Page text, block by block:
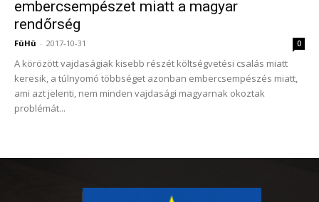
embercsempészet miatt a magyar
rendőrség
FüHü - 2017-10-31 0
A körözött vajdaságiak kisebb részét költségvetési csalás miatt
keresik, a túlnyomó többséget azonban embercsempészés miatt,
ami azt jelenti, nem minden vajdasági magyarnak okoztak
problémát...